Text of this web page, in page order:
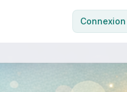
Connexion